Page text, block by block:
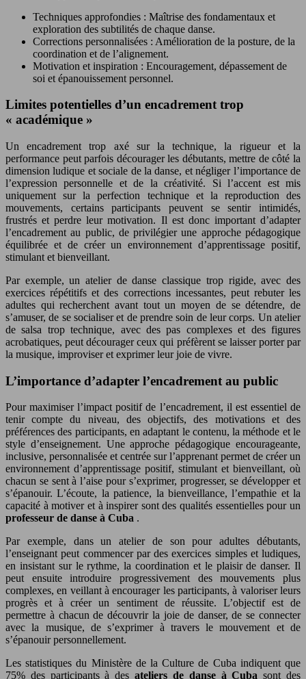
Techniques approfondies : Maîtrise des fondamentaux et
exploration des subtilités de chaque danse.
Corrections personnalisées : Amélioration de la posture, de la
coordination et de l’alignement.
Motivation et inspiration : Encouragement, dépassement de
soi et épanouissement personnel.
Limites potentielles d’un encadrement trop
« académique »
Un encadrement trop axé sur la technique, la rigueur et la
performance peut parfois décourager les débutants, mettre de côté la
dimension ludique et sociale de la danse, et négliger l’importance de
l’expression personnelle et de la créativité. Si l’accent est mis
uniquement sur la perfection technique et la reproduction des
mouvements, certains participants peuvent se sentir intimidés,
frustrés et perdre leur motivation. Il est donc important d’adapter
l’encadrement au public, de privilégier une approche pédagogique
équilibrée et de créer un environnement d’apprentissage positif,
stimulant et bienveillant.
Par exemple, un atelier de danse classique trop rigide, avec des
exercices répétitifs et des corrections incessantes, peut rebuter les
adultes qui recherchent avant tout un moyen de se détendre, de
s’amuser, de se socialiser et de prendre soin de leur corps. Un atelier
de salsa trop technique, avec des pas complexes et des figures
acrobatiques, peut décourager ceux qui préfèrent se laisser porter par
la musique, improviser et exprimer leur joie de vivre.
L’importance d’adapter l’encadrement au public
Pour maximiser l’impact positif de l’encadrement, il est essentiel de
tenir compte du niveau, des objectifs, des motivations et des
préférences des participants, en adaptant le contenu, la méthode et le
style d’enseignement. Une approche pédagogique encourageante,
inclusive, personnalisée et centrée sur l’apprenant permet de créer un
environnement d’apprentissage positif, stimulant et bienveillant, où
chacun se sent à l’aise pour s’exprimer, progresser, se développer et
s’épanouir. L’écoute, la patience, la bienveillance, l’empathie et la
capacité à motiver et à inspirer sont des qualités essentielles pour un
professeur de danse à Cuba .
Par exemple, dans un atelier de son pour adultes débutants,
l’enseignant peut commencer par des exercices simples et ludiques,
en insistant sur le rythme, la coordination et le plaisir de danser. Il
peut ensuite introduire progressivement des mouvements plus
complexes, en veillant à encourager les participants, à valoriser leurs
progrès et à créer un sentiment de réussite. L’objectif est de
permettre à chacun de découvrir la joie de danser, de se connecter
avec la musique, de s’exprimer à travers le mouvement et de
s’épanouir personnellement.
Les statistiques du Ministère de la Culture de Cuba indiquent que
75% des participants à desateliers de danse à Cubasont des